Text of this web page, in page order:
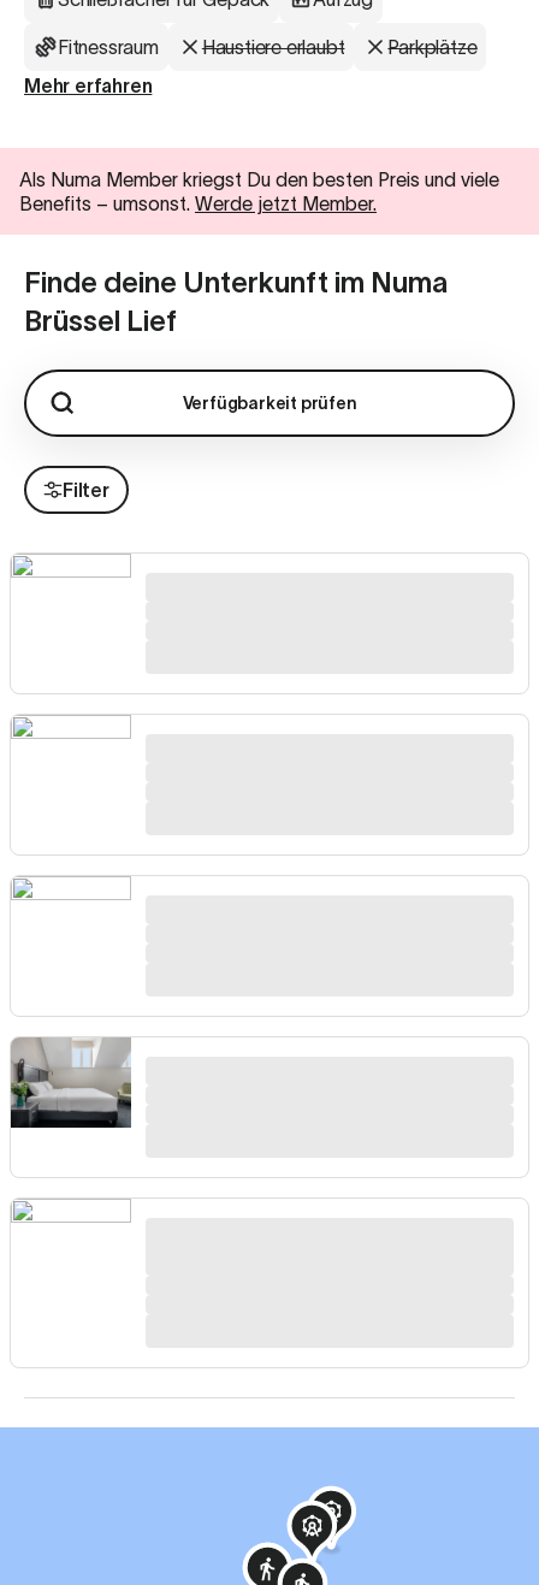
Fitnessraum Haustiere erlaubt
Parkplätze
Mehr erfahren
Als Numa Member kriegst Du den besten Preis und viele
Benefits – umsonst. Werde jetzt Member.
Finde deine Unterkunft im Numa
Brüssel Lief
Verfügbarkeit prüfen
Filter